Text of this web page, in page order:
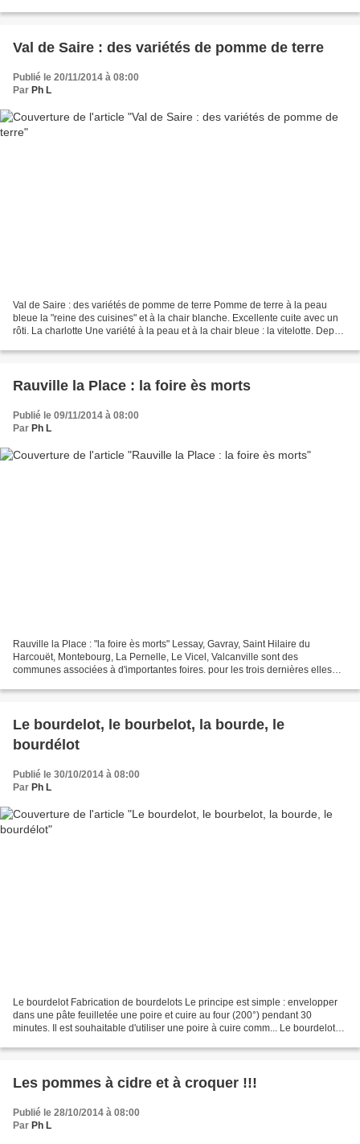
Val de Saire : des variétés de pomme de terre
Publié le 20/11/2014 à 08:00
Par Ph L
Val de Saire : des variétés de pomme de terre Pomme de terre à la peau
bleue la "reine des cuisines" et à la chair blanche. Excellente cuite avec un
rôti. La charlotte Une variété à la peau et à la chair bleue : la vitelotte. Depuis
Rauville la Place : la foire ès morts
Publié le 09/11/2014 à 08:00
Par Ph L
Rauville la Place : "la foire ès morts" Lessay, Gavray, Saint Hilaire du
Harcouët, Montebourg, La Pernelle, Le Vicel, Valcanville sont des
communes associées à d'importantes foires. pour les trois dernières elles
Le bourdelot, le bourbelot, la bourde, le
bourdélot
Publié le 30/10/2014 à 08:00
Par Ph L
Le bourdelot Fabrication de bourdelots Le principe est simple : envelopper
dans une pâte feuilletée une poire et cuire au four (200°) pendant 30
minutes. Il est souhaitable d'utiliser une poire à cuire comm... Le bourdelot
Les pommes à cidre et à croquer !!!
Publié le 28/10/2014 à 08:00
Par Ph L